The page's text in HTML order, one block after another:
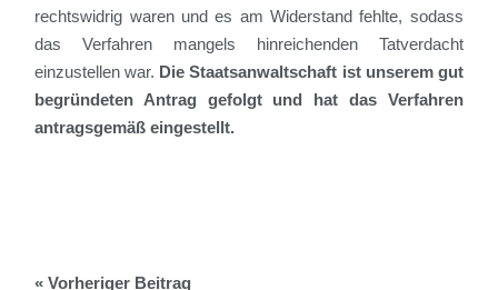
rechtswidrig waren und es am Widerstand fehlte, sodass
das Verfahren mangels hinreichenden Tatverdacht
einzustellen war. Die Staatsanwaltschaft ist unserem gut
begründeten Antrag gefolgt und hat das Verfahren
antragsgemäß eingestellt.